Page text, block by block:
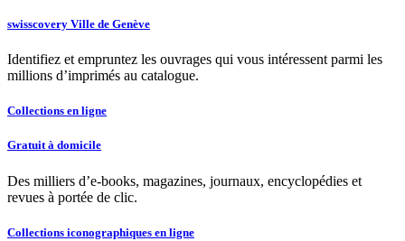
swisscovery Ville de Genève
Identifiez et empruntez les ouvrages qui vous intéressent parmi les
millions d’imprimés au catalogue.
Collections en ligne
Gratuit à domicile
Des milliers d’e-books, magazines, journaux, encyclopédies et
revues à portée de clic.
Collections iconographiques en ligne